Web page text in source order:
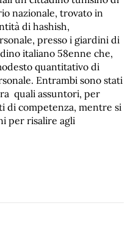
nazionale, trovato in
di hashish,
presso i giardini di
italiano 58enne che,
quantitativo di
Entrambi sono stati
quali assuntori, per
di competenza, mentre si
per risalire agli